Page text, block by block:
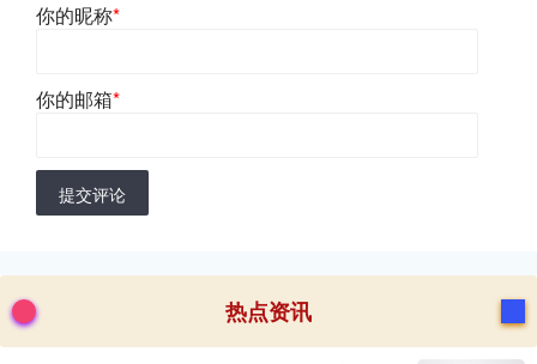
你的昵称*
你的邮箱*
提交评论
热点资讯